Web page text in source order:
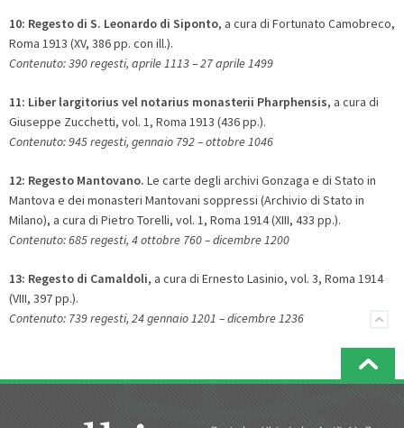
10: Regesto di S. Leonardo di Siponto, a cura di Fortunato Camobreco,
Roma 1913 (XV, 386 pp. con ill.).
Contenuto: 390 regesti, aprile 1113 – 27 aprile 1499
11: Liber largitorius vel notarius monasterii Pharphensis, a cura di
Giuseppe Zucchetti, vol. 1, Roma 1913 (436 pp.).
Contenuto: 945 regesti, gennaio 792 – ottobre 1046
12: Regesto Mantovano. Le carte degli archivi Gonzaga e di Stato in
Mantova e dei monasteri Mantovani soppressi (Archivio di Stato in
Milano), a cura di Pietro Torelli, vol. 1, Roma 1914 (XIII, 433 pp.).
Contenuto: 685 regesti, 4 ottobre 760 – dicembre 1200
13: Regesto di Camaldoli, a cura di Ernesto Lasinio, vol. 3, Roma 1914
(VIII, 397 pp.).
Contenuto: 739 regesti, 24 gennaio 1201 – dicembre 1236